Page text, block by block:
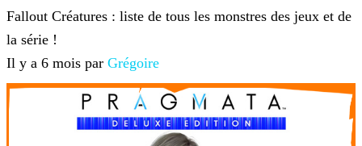
Fallout Créatures : liste de tous les monstres des jeux et de
la série !
Il y a 6 mois par Grégoire